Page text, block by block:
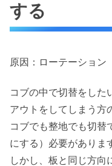
する
原因：ローテーション
コブの中で切替をした
アウトをしてしまう方
コブでも整地でも切替
にする）必要がありま
しかし、板と同じ方向